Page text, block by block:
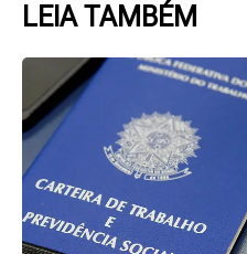
LEIA TAMBÉM
PagePage